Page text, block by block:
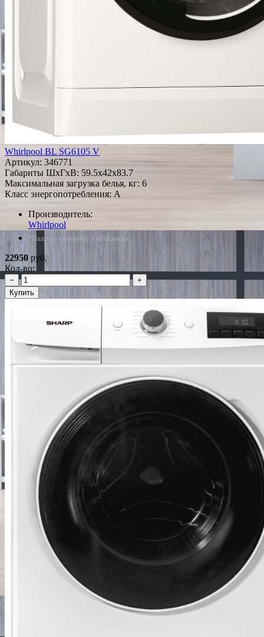
Whirlpool BL SG6105 V
Артикул: 346771
Габариты ШxГxВ: 59.5x42x83.7
Максимальная загрузка белья, кг: 6
Класс энергопотребления: A
Производитель:
Whirlpool
*Наличие уточняйте у менеджера
22950 руб.
Кол-во:
−
+
Купить